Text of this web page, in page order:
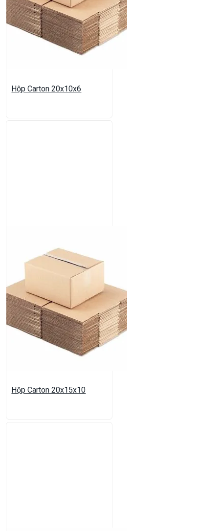
Hộp Carton 20x10x6
Hộp Carton 20x15x10